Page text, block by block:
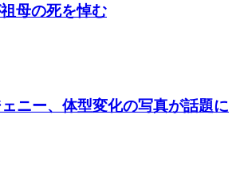
母の死を悼む
ニー、体型変化の写真が話題に